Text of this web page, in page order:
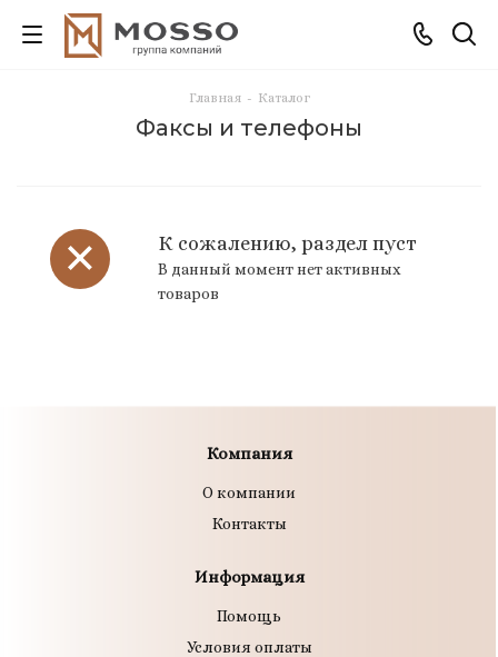
Главная - Каталог
Факсы и телефоны
К сожалению, раздел пуст
В данный момент нет активных
товаров
Компания
О компании
Контакты
Информация
Помощь
Условия оплаты